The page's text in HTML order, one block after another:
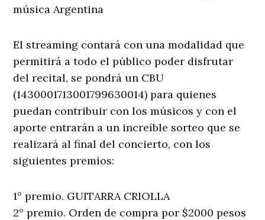
música Argentina
El streaming contará con una modalidad que
permitirá a todo el público poder disfrutar
del recital, se pondrá un CBU
(1430001713001799630014) para quienes
puedan contribuir con los músicos y con el
aporte entrarán a un increíble sorteo que se
realizará al final del concierto, con los
siguientes premios:
1° premio. GUITARRA CRIOLLA
2° premio. Orden de compra por $2000 pesos